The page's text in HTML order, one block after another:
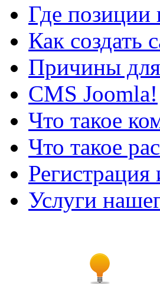
Где позиции
Как создать
Причины
CMS Joomla!
Что такое
Что такое
Регистрация
Услуги